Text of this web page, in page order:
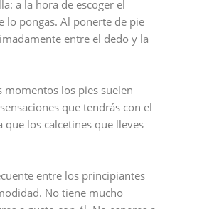
a la hora de escoger el
lo pongas. Al ponerte de pie
entre el dedo y la
momentos los pies suelen
que tendrás con el
los calcetines que lleves
entre los principiantes
No tiene mucho